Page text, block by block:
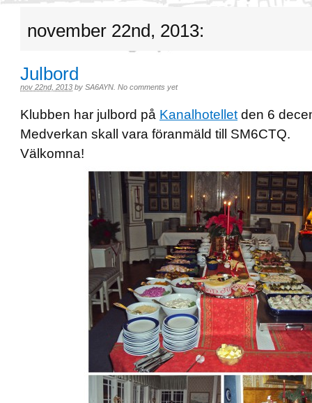
november 22nd, 2013:
Julbord
nov 22nd, 2013 by SA6AYN No comments yet
Klubben har julbord på Kanalhotellet den 6
Medverkan skall vara föranmäld till SM6CTQ.
Välkomna!